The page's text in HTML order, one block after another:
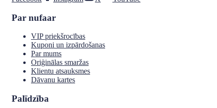
Par nufaar
VIP priekšrocības
Kuponi un izpārdošanas
Par mums
Oriģinālas smaržas
Klientu atsauksmes
Dāvanu kartes
Palīdzība